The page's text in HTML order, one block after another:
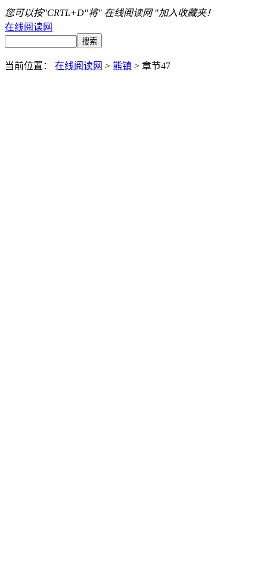
您可以按"CRTL+D"将" 在线阅读网 "加入收藏夹！
在线阅读网
当前位置： 在线阅读网 > 熊镇 > 章节47